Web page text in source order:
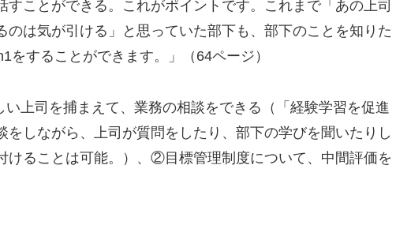
ことができる。これがポイントです。これまで「あの上司
のは気が引ける」と思っていた部下も、部下のことを知りた
をすることができます。」（64ページ）
上司を捕まえて、業務の相談をできる（「経験学習を促進
をしながら、上司が質問をしたり、部下の学びを聞いたりし
けることは可能。）、②目標管理制度について、中間評価を